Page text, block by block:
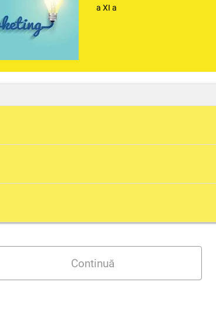
a XI a
și macromediului.
și macromediului, reflectând
Continuă